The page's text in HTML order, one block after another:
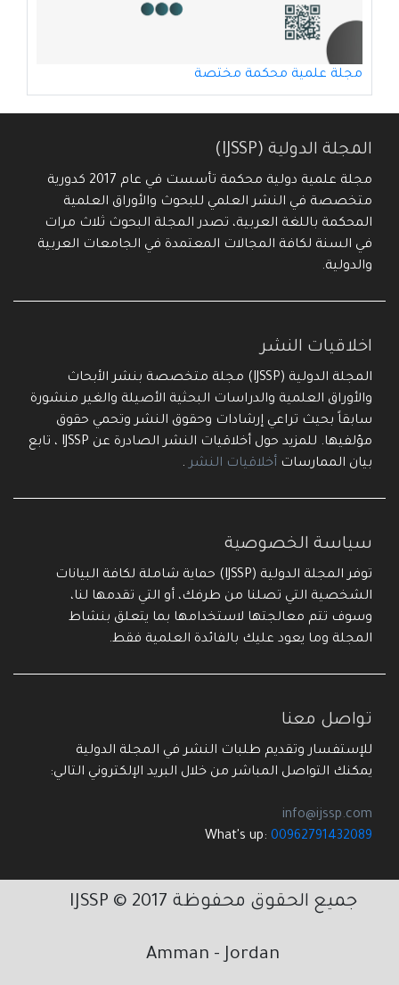
مجلة علمية محكمة مختصة
المجلة الدولية (IJSSP)
مجلة علمية دولية محكمة تأسست في عام 2017 كدورية
متخصصة في النشر العلمي للبحوث والأوراق العلمية
المحكمة باللغة العربية، تصدر المجلة البحوث ثلاث مرات
في السنة لكافة المجالات المعتمدة في الجامعات العربية
والدولية.
اخلاقيات النشر
المجلة الدولية (IJSSP) مجلة متخصصة بنشر الأبحاث
والأوراق العلمية والدراسات البحثية الأصيلة والغير منشورة
سابقاً بحيث تراعي إرشادات وحقوق النشر وتحمي حقوق
مؤلفيها. للمزيد حول أخلاقيات النشر الصادرة عن IJSSP ، تابع
بيان الممارساتأخلاقيات النشر.
سياسة الخصوصية
توفر المجلة الدولية (IJSSP) حماية شاملة لكافة البيانات
الشخصية التي تصلنا من طرفك، أو التي تقدمها لنا،
وسوف تتم معالجتها لاستخدامها بما يتعلق بنشاط
المجلة وما يعود عليك بالفائدة العلمية فقط.
تواصل معنا
للإستفسار وتقديم طلبات النشر في المجلة الدولية
يمكنك التواصل المباشر من خلال البريد الإلكتروني التالي:
info@ijssp.com
What's up:00962791432089
جميع الحقوق محفوظة 2017 © IJSSP
Amman - Jordan